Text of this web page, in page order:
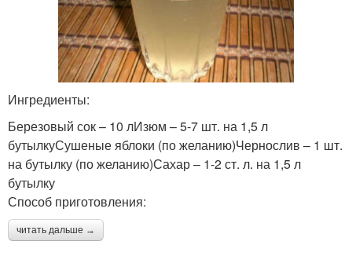
Квас в домашних
условиях
Квас с сухофруктами
Квас с мятой
апельсином
Напитки из березового
сока
Алкогольный квас
Ингредиенты:
Березовый сок – 10 лИзюм – 5-7 шт. на 1,5 л
бутылкуСушеные яблоки (по желанию)Чернослив – 1 шт.
на бутылку (по желанию)Сахар – 1-2 ст. л. на 1,5 л
бутылку
Способ приготовления:
читать дальше →